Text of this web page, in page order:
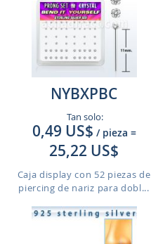
NYBXPBC
Tan solo:
0,49 US$ / pieza =
25,22 US$
Caja display con 52 piezas de
piercing de nariz para dobl...